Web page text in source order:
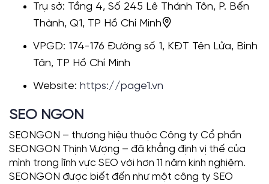
Trụ sở: Tầng 4, Số 245 Lê Thánh Tôn, P. Bến
Thành, Q1, TP Hồ Chí Minh
VPGD: 174-176 Đường số 1, KĐT Tên Lửa, Bình
Tân, TP Hồ Chí Minh
Website: https://page1.vn
SEO NGON
SEONGON – thương hiệu thuộc Công ty Cổ phần
SEONGON Thịnh Vượng – đã khẳng định vị thế của
mình trong lĩnh vực SEO với hơn 11 năm kinh nghiệm.
SEONGON được biết đến như một công ty SEO